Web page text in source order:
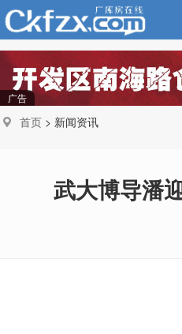
广告
首页 > 新闻资讯
武大博导潘